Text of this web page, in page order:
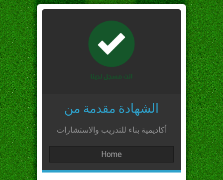
الشهادة مقدمة من
أكاديمية بناء للتدريب والاستشارات
Home